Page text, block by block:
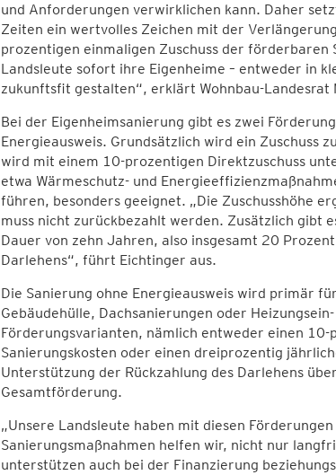
und Anforderungen verwirklichen kann. Daher
Zeiten ein wertvolles Zeichen mit der
prozentigen einmaligen Zuschuss der förderbaren
Landsleute sofort ihre Eigenheime – entweder in
zukunftsfit gestalten“, erklärt Wohnbau-Landesrat
Bei der Eigenheimsanierung gibt es zwei
Energieausweis. Grundsätzlich wird ein Zuschuss
wird mit einem 10-prozentigen Direktzuschuss
etwa Wärmeschutz- und
führen, besonders geeignet. „Die Zuschusshöhe
muss nicht zurückbezahlt werden. Zusätzlich gibt
Dauer von zehn Jahren, also insgesamt 20
Darlehens“, führt Eichtinger aus.
Die Sanierung ohne Energieausweis wird primär
Gebäudehülle, Dachsanierungen oder
Förderungsvarianten, nämlich entweder einen
Sanierungskosten oder einen dreiprozentig
Unterstützung der Rückzahlung des Darlehens
Gesamtförderung.
„Unsere Landsleute haben mit diesen
Sanierungsmaßnahmen helfen wir, nicht nur
unterstützen auch bei der Finanzierung